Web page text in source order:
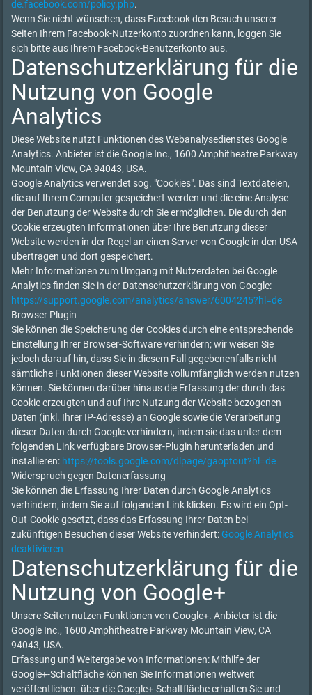
de.facebook.com/policy.php.
Wenn Sie nicht wünschen, dass Facebook den Besuch unserer
Seiten Ihrem Facebook-Nutzerkonto zuordnen kann, loggen Sie
sich bitte aus Ihrem Facebook-Benutzerkonto aus.
Datenschutzerklärung für die
Nutzung von Google
Analytics
Diese Website nutzt Funktionen des Webanalysedienstes Google
Analytics. Anbieter ist die Google Inc., 1600 Amphitheatre Parkway
Mountain View, CA 94043, USA.
Google Analytics verwendet sog. "Cookies". Das sind Textdateien,
die auf Ihrem Computer gespeichert werden und die eine Analyse
der Benutzung der Website durch Sie ermöglichen. Die durch den
Cookie erzeugten Informationen über Ihre Benutzung dieser
Website werden in der Regel an einen Server von Google in den USA
übertragen und dort gespeichert.
Mehr Informationen zum Umgang mit Nutzerdaten bei Google
Analytics finden Sie in der Datenschutzerklärung von Google:
https://support.google.com/analytics/answer/6004245?hl=de
Browser Plugin
Sie können die Speicherung der Cookies durch eine entsprechende
Einstellung Ihrer Browser-Software verhindern; wir weisen Sie
jedoch darauf hin, dass Sie in diesem Fall gegebenenfalls nicht
sämtliche Funktionen dieser Website vollumfänglich werden nutzen
können. Sie können darüber hinaus die Erfassung der durch das
Cookie erzeugten und auf Ihre Nutzung der Website bezogenen
Daten (inkl. Ihrer IP-Adresse) an Google sowie die Verarbeitung
dieser Daten durch Google verhindern, indem sie das unter dem
folgenden Link verfügbare Browser-Plugin herunterladen und
installieren: https://tools.google.com/dlpage/gaoptout?hl=de
Widerspruch gegen Datenerfassung
Sie können die Erfassung Ihrer Daten durch Google Analytics
verhindern, indem Sie auf folgenden Link klicken. Es wird ein Opt-
Out-Cookie gesetzt, dass das Erfassung Ihrer Daten bei
zukünftigen Besuchen dieser Website verhindert: Google Analytics
deaktivieren
Datenschutzerklärung für die
Nutzung von Google+
Unsere Seiten nutzen Funktionen von Google+. Anbieter ist die
Google Inc., 1600 Amphitheatre Parkway Mountain View, CA
94043, USA.
Erfassung und Weitergabe von Informationen: Mithilfe der
Google+-Schaltfläche können Sie Informationen weltweit
veröffentlichen. über die Google+-Schaltfläche erhalten Sie und